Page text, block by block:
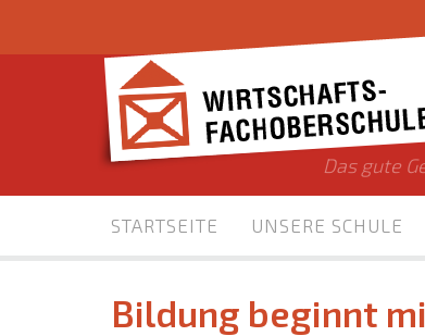
Das gute
STARTSEITE UNSERE SCHULE
Bildung beginnt